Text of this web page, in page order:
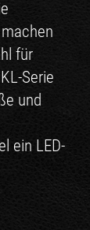
für
Serie
und
ein LED-